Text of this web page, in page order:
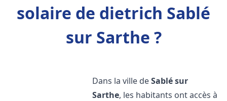
solaire de dietrich Sablé
sur Sarthe ?
Dans la ville deSablé sur
Sarthe, les habitants ont accès à